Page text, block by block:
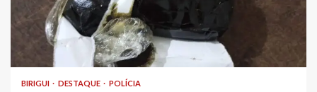
BIRIGUI DESTAQUE POLÍCIA